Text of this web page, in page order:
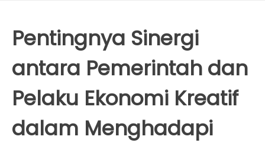
Pentingnya Sinergi
antara Pemerintah dan
Pelaku Ekonomi Kreatif
dalam Menghadapi